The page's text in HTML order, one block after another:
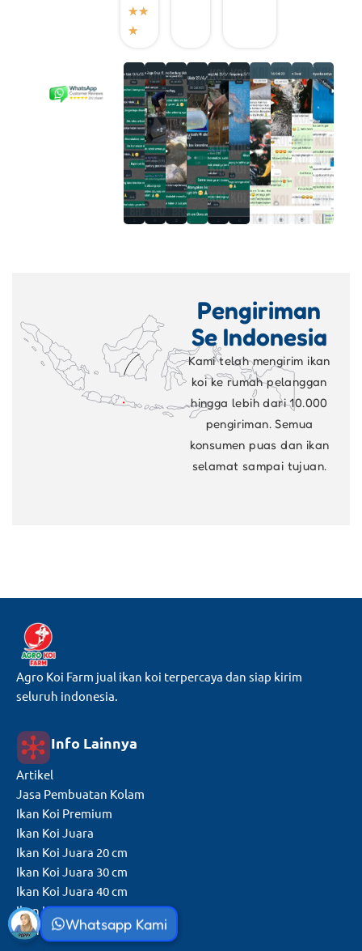
★★
★
Pengiriman
Se Indonesia
Kami telah mengirim ikan
koi ke rumah pelanggan
hingga lebih dari 10.000
pengiriman. Semua
konsumen puas dan ikan
selamat sampai tujuan.
Agro Koi Farm jual ikan koi terpercaya dan siap kirim
seluruh indonesia.
Info Lainnya
Artikel
Jasa Pembuatan Kolam
Ikan Koi Premium
Ikan Koi Juara
Ikan Koi Juara 20 cm
Ikan Koi Juara 30 cm
Ikan Koi Juara 40 cm
Ikan Koi Juara 50 cm
Ikan Koi Juara 60 cm
Whatsapp Kami